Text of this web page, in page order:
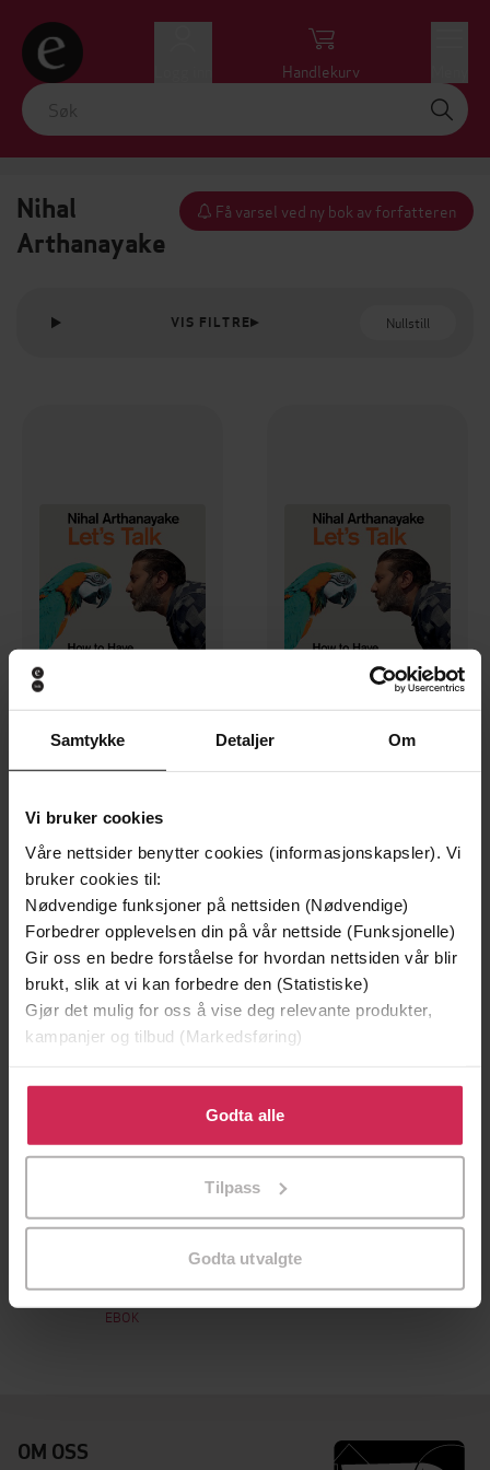
Samtykke Detaljer Om
Vi bruker cookies
Våre nettsider benytter cookies (informasjonskapsler). Vi
bruker cookies til:
Nødvendige funksjoner på nettsiden (Nødvendige)
Forbedrer opplevelsen din på vår nettside (Funksjonelle)
Gir oss en bedre forståelse for hvordan nettsiden vår blir
brukt, slik at vi kan forbedre den (Statistiske)
Gjør det mulig for oss å vise deg relevante produkter,
kampanjer og tilbud (Markedsføring)
Klikk på «Godta alle» for å gi oss ditt samtykke til å
bruke cookies for alle disse formålene. Du kan også
tilpasse ditt samtykke til spesifikke formål ved å klikke
Godta alle
Tilpass
Godta utvalgte
Handlekurv
Nihal
Arthanayake
Få varsel ved ny bok av forfatteren
VIS FILTRE Nullstill
260,-
LYDBOK
260,-
130,-
Nihal Arthanayake
EBOK
OM OSS